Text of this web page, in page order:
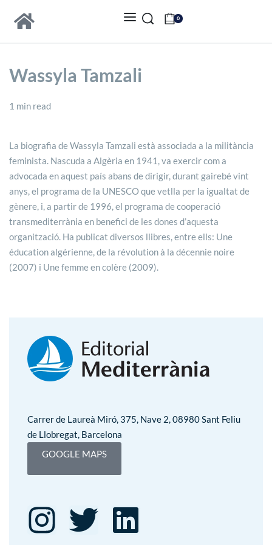
0
Wassyla Tamzali
1 min read
La biografia de Wassyla Tamzali està associada a la militància
feminista. Nascuda a Algèria en 1941, va exercir com a
advocada en aquest país abans de dirigir, durant gairebé vint
anys, el programa de la UNESCO que vetlla per la igualtat de
gènere, i, a partir de 1996, el programa de cooperació
transmediterrània en benefici de les dones d’aquesta
organització. Ha publicat diversos llibres, entre ells: Une
éducation algérienne, de la révolution à la décennie noire
(2007) i Une femme en colère (2009).
Carrer de Laureà Miró, 375, Nave 2, 08980 Sant Feliu
de Llobregat, Barcelona
GOOGLE MAPS